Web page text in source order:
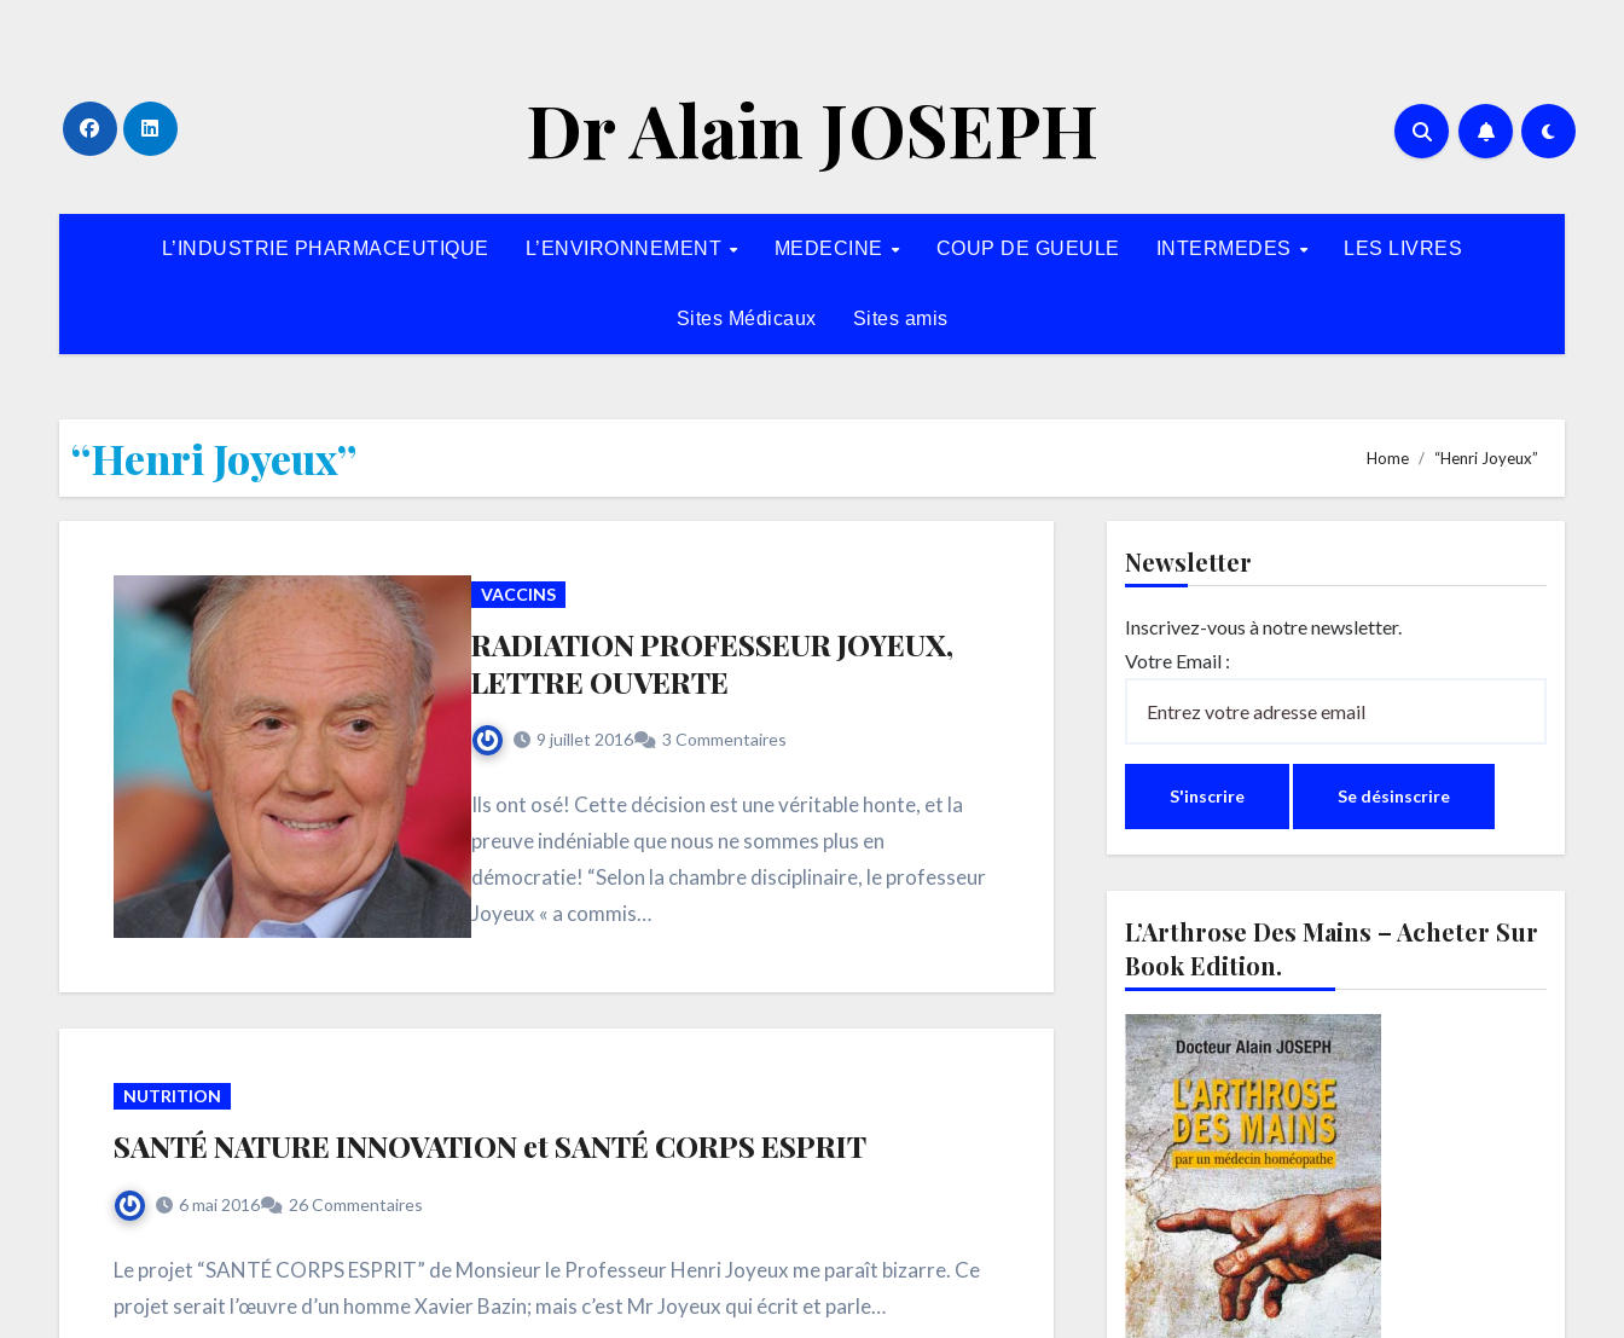
Dr Alain JOSEPH
L’INDUSTRIE PHARMACEUTIQUE L’ENVIRONNEMENT MEDECINE COUP DE GUEULE INTERMEDES LES LIVRES
Sites Médicaux Sites amis
“Henri Joyeux” Home “Henri Joyeux”
VACCINS
RADIATION PROFESSEUR JOYEUX,
LETTRE OUVERTE
9 juillet 2016 3 Commentaires
Ils ont osé! Cette décision est une véritable honte, et la
preuve indéniable que nous ne sommes plus en
démocratie! “Selon la chambre disciplinaire, le professeur
Joyeux « a commis…
NUTRITION
SANTÉ NATURE INNOVATION et SANTÉ CORPS ESPRIT
6 mai 2016 26 Commentaires
Le projet “SANTÉ CORPS ESPRIT” de Monsieur le Professeur Henri Joyeux me paraît bizarre. Ce
projet serait l’œuvre d’un homme Xavier Bazin; mais c’est Mr Joyeux qui écrit et parle…
Newsletter
Inscrivez-vous à notre newsletter.
Votre Email :
L’Arthrose Des Mains – Acheter Sur
Book Edition.